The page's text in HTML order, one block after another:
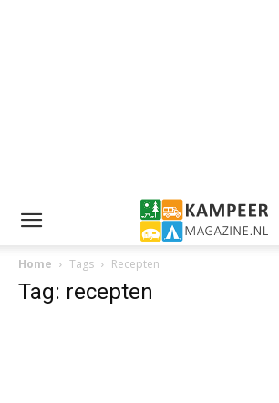
Home Tags Recepten
Tag: recepten